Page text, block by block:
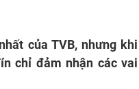
của TVB, nhưng khi
chỉ đảm nhận các vai